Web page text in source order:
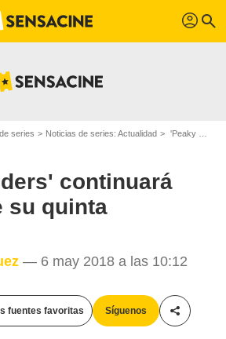
profil search
series Noticias de series: Actualidad 'Peaky Blinders' continuará más allá de su quinta temporada
continuará
su quinta
— 6 may 2018 a las 10:12
fuentes favoritas Síguenos